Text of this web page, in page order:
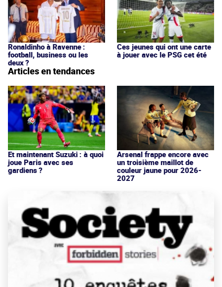
Ronaldinho à Ravenne :
football, business ou les
deux ?
Ces jeunes qui ont une carte
à jouer avec le PSG cet été
Articles en tendances
Et maintenant Suzuki : à quoi
joue Paris avec ses
gardiens ?
Arsenal frappe encore avec
un troisième maillot de
couleur jaune pour 2026-
2027